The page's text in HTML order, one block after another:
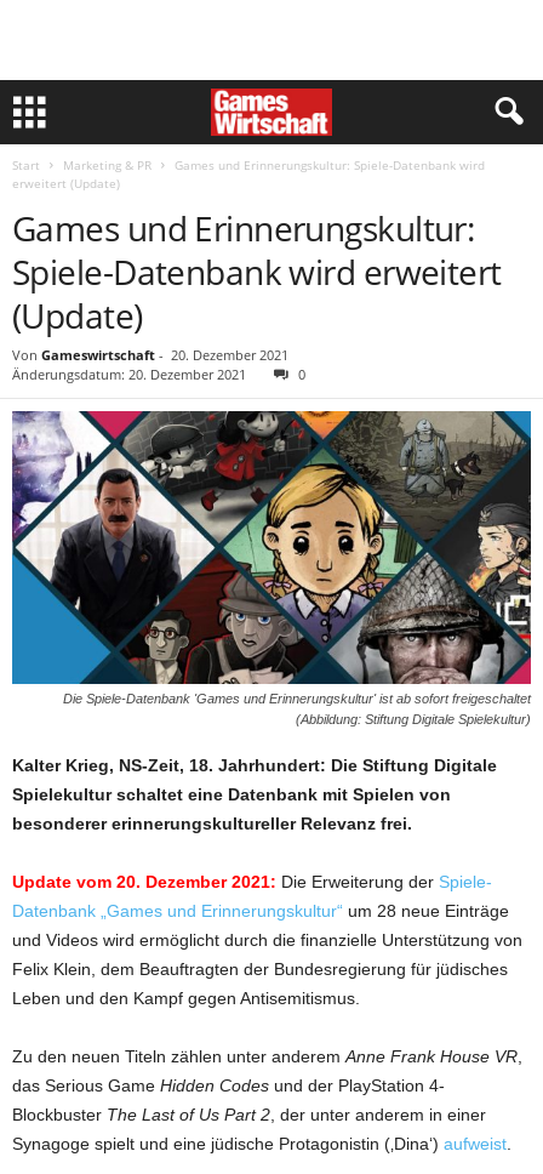
Start Marketing & PR
Games und Erinnerungskultur: Spiele-Datenbank wird
erweitert (Update)
Games und Erinnerungskultur:
Spiele-Datenbank wird erweitert
(Update)
Von Gameswirtschaft - 20. Dezember 2021
Änderungsdatum: 20. Dezember 2021
0
Die Spiele-Datenbank 'Games und Erinnerungskultur' ist ab sofort freigeschaltet
(Abbildung: Stiftung Digitale Spielekultur)
Kalter Krieg, NS-Zeit, 18. Jahrhundert: Die Stiftung Digitale
Spielekultur schaltet eine Datenbank mit Spielen von
besonderer erinnerungskultureller Relevanz frei.
Update vom 20. Dezember 2021: Die Erweiterung der Spiele-
Datenbank „Games und Erinnerungskultur“ um 28 neue Einträge
und Videos wird ermöglicht durch die finanzielle Unterstützung von
Felix Klein, dem Beauftragten der Bundesregierung für jüdisches
Leben und den Kampf gegen Antisemitismus.
Zu den neuen Titeln zählen unter anderem Anne Frank House VR
das Serious Game Hidden Codes und der PlayStation 4-
Blockbuster The Last of Us Part 2 , der unter anderem in einer
Synagoge spielt und eine jüdische Protagonistin (‚Dina‘) aufweist